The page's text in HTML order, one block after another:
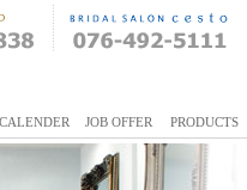
CALENDER JOB OFFER PRODUCTS